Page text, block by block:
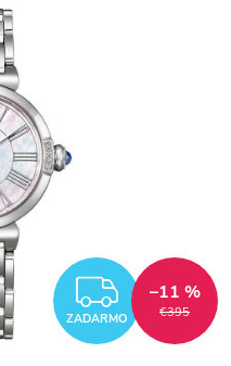
ZADARMO €395
–11 %